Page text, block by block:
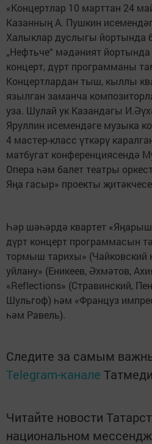
«Концертлар 10 марттан 24
Казанның А. Пушкин
Халыклар дуслыгы йортында
„Нефтьче“ мәдәният
концерт, дүрт программаны
Концертлардан тыш, кыллы
язылган заманча
уза. Шулай ук Казандагы
Яруллин исемендәге музыка
4 мастер-класс үткәрү
матбугат конференциясендә
Опера һәм балет театры
Яңа гасыр» проекты
Һәр шәһәрдә квартет
дүрт концерт программасын
тормыш тарихы» (Чайковский
уйлану» (Еникеев, Әхмәтов,
«Reflections» (Стравинский,
Шульгоф) һәм «Француз
һәм Равель).
Следите за самым
Telegram-канале
Читайте новости
национальном